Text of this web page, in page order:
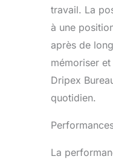
travail. La
à une
après de
mémoriser
Dripex
quotidien.
La